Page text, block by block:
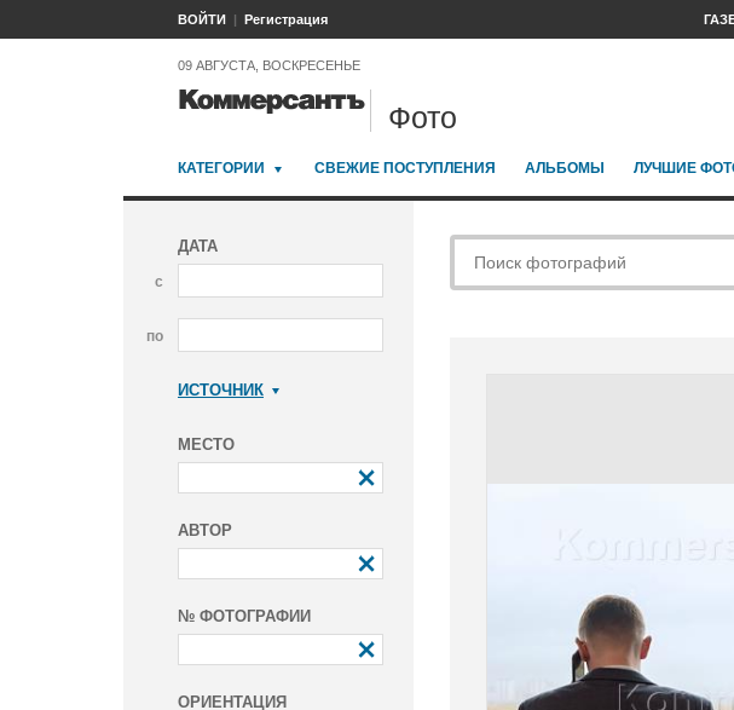
ВОЙТИ Регистрация
09 АВГУСТА, ВОСКРЕСЕНЬЕ
Фото
КАТЕГОРИИ СВЕЖИЕ ПОСТУПЛЕНИЯ АЛЬБОМЫ ЛУЧШИЕ
ДАТА
с
по
ИСТОЧНИК
МЕСТО
АВТОР
№ ФОТОГРАФИИ
ОРИЕНТАЦИЯ